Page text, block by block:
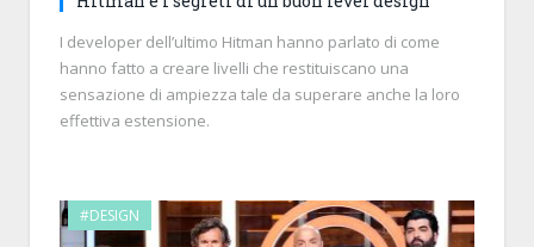
I developer dell’ultimo Hitman hanno parlato di come
hanno fatto a creare livelli che restituiscano una
sensazione di ampiezza tale da superare anche la loro
effettiva estensione.
#DESIGN